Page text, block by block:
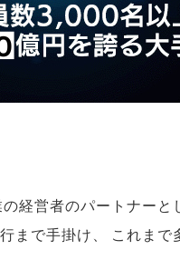
経営者のパートナーと
まで手掛け、
これまで